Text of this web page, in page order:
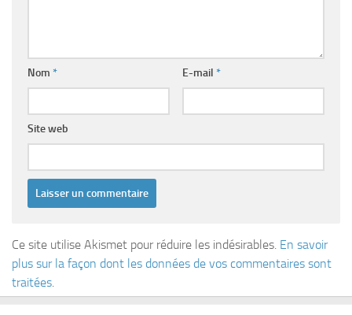
Nom * E-mail *
Site web
Ce site utilise Akismet pour réduire les indésirables. En savoir
plus sur la façon dont les données de vos commentaires sont
traitées